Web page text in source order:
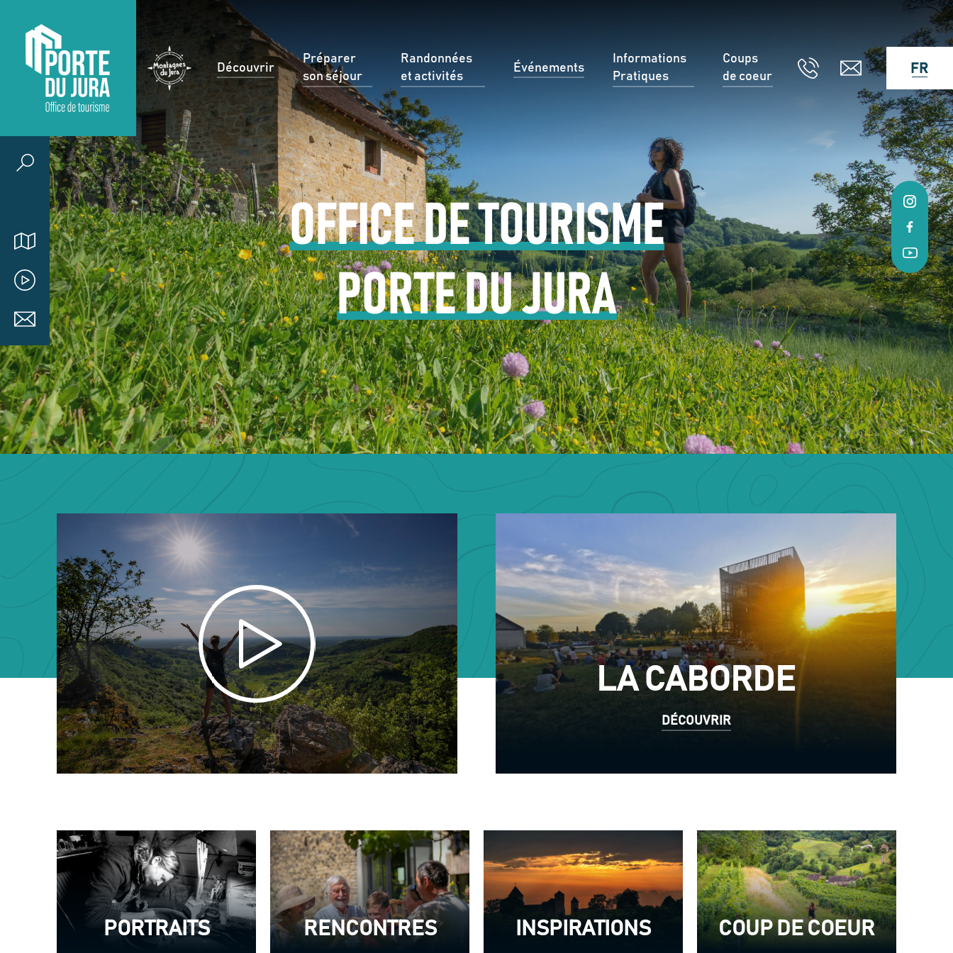
Découvrir
Préparer
son séjour
Randonnées
et activités
Événements
Informations
Pratiques
Coups
de coeur
FR
OFFICE DE TOURISME
PORTE DU JURA
LA CABORDE
DÉCOUVRIR
PORTRAITS RENCONTRES INSPIRATIONS COUP DE COEUR